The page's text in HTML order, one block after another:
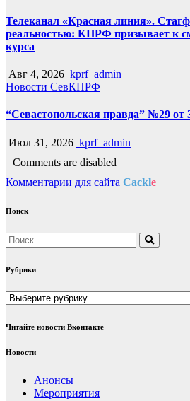
Телеканал «Красная линия».
реальностью: КПРФ призывает к
курса
Авг 4, 2026 kprf_admin
Новости СевКПРФ
“Севастопольская правда” №29 от
Июл 31, 2026 kprf_admin
Comments are disabled
Комментарии для сайта Cackle
Поиск
Рубрики
Рубрики
Читайте новости Вконтакте
Новости
Анонсы
Мероприятия